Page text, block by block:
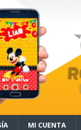
MI CUENTA